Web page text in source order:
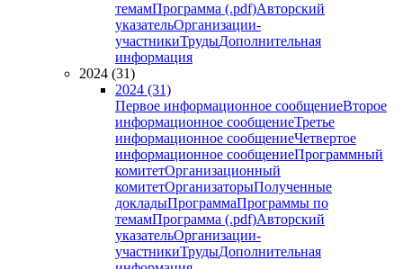
темамПрограмма (.pdf)Авторский
указательОрганизации-
участникиТрудыДополнительная
информация
2024 (31)
2024 (31)
Первое информационное сообщениеВторое
информационное сообщениеТретье
информационное сообщениеЧетвертое
информационное сообщениеПрограммный
комитетОрганизационный
комитетОрганизаторыПолученные
докладыПрограммаПрограммы по
темамПрограмма (.pdf)Авторский
указательОрганизации-
участникиТрудыДополнительная